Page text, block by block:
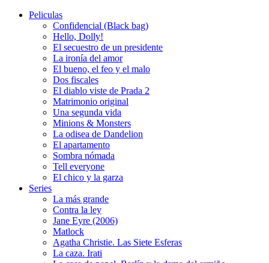
Peliculas
Confidencial (Black bag)
Hello, Dolly!
El secuestro de un presidente
La ironía del amor
El bueno, el feo y el malo
Dos fiscales
El diablo viste de Prada 2
Matrimonio original
Una segunda vida
Minions & Monsters
La odisea de Dandelion
El apartamento
Sombra nómada
Tell everyone
El chico y la garza
Series
La más grande
Contra la ley
Jane Eyre (2006)
Matlock
Agatha Christie. Las Siete Esferas
La caza. Irati